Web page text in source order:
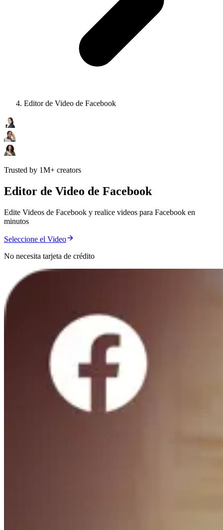
Editor de Video de Facebook
Trusted by 1M+ creators
Editor de Video de Facebook
Edite Videos de Facebook y realice videos para Facebook en
minutos
Seleccione el Video
No necesita tarjeta de crédito